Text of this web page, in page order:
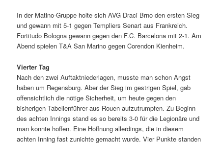
In der Matino-Gruppe holte sich AVG Draci Brno den ersten Sieg
und gewann mit 5-1 gegen Templiers Senart aus Frankreich.
Fortitudo Bologna gewann gegen den F.C. Barcelona mit 2-1. Am
Abend spielen T&A San Marino gegen Corendon Kienheim.
Vierter Tag
Nach den zwei Auftaktniederlagen, musste man schon Angst
haben um Regensburg. Aber der Sieg im gestrigen Spiel, gab
offensichtlich die nötige Sicherheit, um heute gegen den
bisherigen Tabellenführer aus Rouen aufzutrumpfen. Zu Beginn
des achten Innings stand es so bereits 3-0 für die Legionäre und
man konnte hoffen. Eine Hoffnung allerdings, die in diesem
achten Inning fast zunichte gemacht wurde. Vier Punkte standen